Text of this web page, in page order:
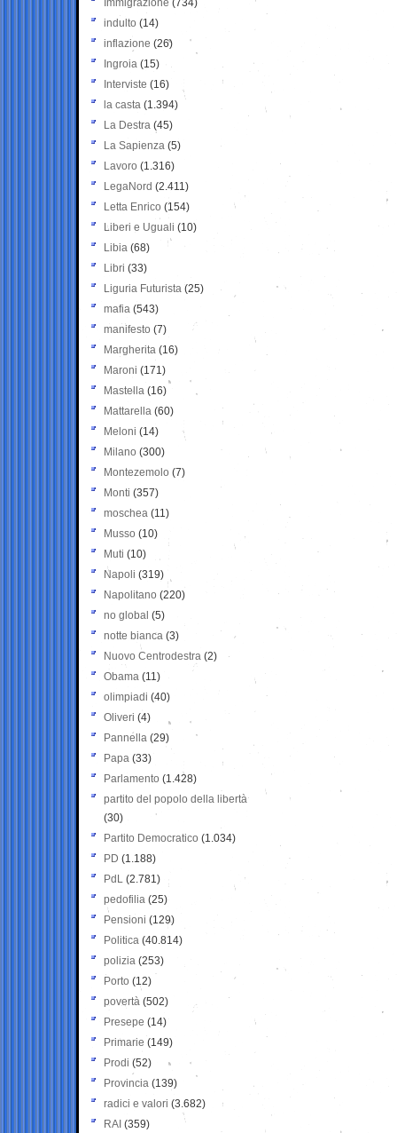
Immigrazione (734)
indulto (14)
inflazione (26)
Ingroia (15)
Interviste (16)
la casta (1.394)
La Destra (45)
La Sapienza (5)
Lavoro (1.316)
LegaNord (2.411)
Letta Enrico (154)
Liberi e Uguali (10)
Libia (68)
Libri (33)
Liguria Futurista (25)
mafia (543)
manifesto (7)
Margherita (16)
Maroni (171)
Mastella (16)
Mattarella (60)
Meloni (14)
Milano (300)
Montezemolo (7)
Monti (357)
moschea (11)
Musso (10)
Muti (10)
Napoli (319)
Napolitano (220)
no global (5)
notte bianca (3)
Nuovo Centrodestra (2)
Obama (11)
olimpiadi (40)
Oliveri (4)
Pannella (29)
Papa (33)
Parlamento (1.428)
partito del popolo della libertà
(30)
Partito Democratico (1.034)
PD (1.188)
PdL (2.781)
pedofilia (25)
Pensioni (129)
Politica (40.814)
polizia (253)
Porto (12)
povertà (502)
Presepe (14)
Primarie (149)
Prodi (52)
Provincia (139)
radici e valori (3.682)
RAI (359)